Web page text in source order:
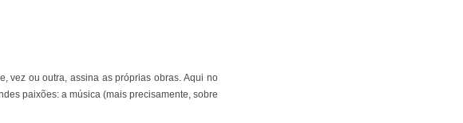
vez ou outra, assina as próprias obras. Aqui no
paixões: a música (mais precisamente, sobre